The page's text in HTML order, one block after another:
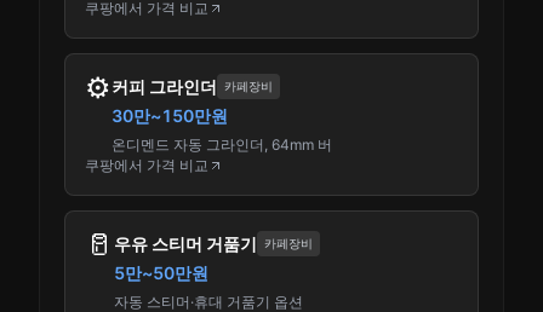
쿠팡에서 가격 비교
⚙️커피 그라인더 카페장비
30만~150만원
온디멘드 자동 그라인더, 64mm 버
쿠팡에서 가격 비교
🥛 우유 스티머 거품기 카페장비
5만~50만원
자동 스티머·휴대 거품기 옵션